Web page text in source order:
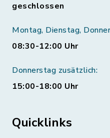
geschlossen
Montag, Dienstag,
08:30-12:00 Uhr
Donnerstag zusätzlich:
15:00-18:00 Uhr
Quicklinks